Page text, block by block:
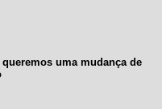
uma mudança de